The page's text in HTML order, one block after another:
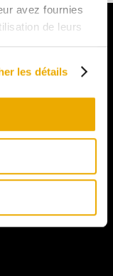
avez fournies
de leurs
les détails